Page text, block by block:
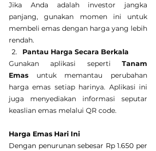
Jika Anda adalah investor jangka
panjang, gunakan momen ini untuk
membeli emas dengan harga yang lebih
rendah.
Pantau Harga Secara Berkala
Gunakan aplikasi seperti Tanam
Emas untuk memantau perubahan
harga emas setiap harinya. Aplikasi ini
juga menyediakan informasi seputar
keaslian emas melalui QR code.
Harga Emas Hari Ini
Dengan penurunan sebesar Rp 1.650 per